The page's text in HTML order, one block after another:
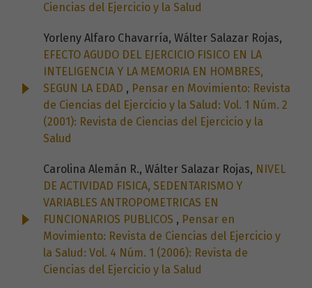
Ciencias del Ejercicio y la Salud
Yorleny Alfaro Chavarría, Wálter Salazar Rojas,
EFECTO AGUDO DEL EJERCICIO FISICO EN LA
INTELIGENCIA Y LA MEMORIA EN HOMBRES,
SEGUN LA EDAD , Pensar en Movimiento: Revista
de Ciencias del Ejercicio y la Salud: Vol. 1 Núm. 2
(2001): Revista de Ciencias del Ejercicio y la
Salud
Carolina Alemán R., Wálter Salazar Rojas, NIVEL
DE ACTIVIDAD FISICA, SEDENTARISMO Y
VARIABLES ANTROPOMETRICAS EN
FUNCIONARIOS PUBLICOS , Pensar en
Movimiento: Revista de Ciencias del Ejercicio y
la Salud: Vol. 4 Núm. 1 (2006): Revista de
Ciencias del Ejercicio y la Salud